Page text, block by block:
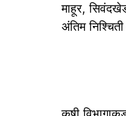
माहूर,
अंतिम